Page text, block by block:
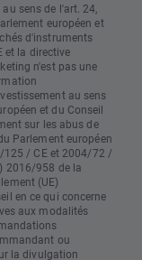
sens de l'art. 24,
européen et
d'instruments
et la directive
n'est pas une
au sens
et du Conseil
sur les abus de
Parlement européen
125 / CE et 2004/72 /
2016/958 de la
(UE)
en ce qui concerne
aux modalités
ou
la divulgation